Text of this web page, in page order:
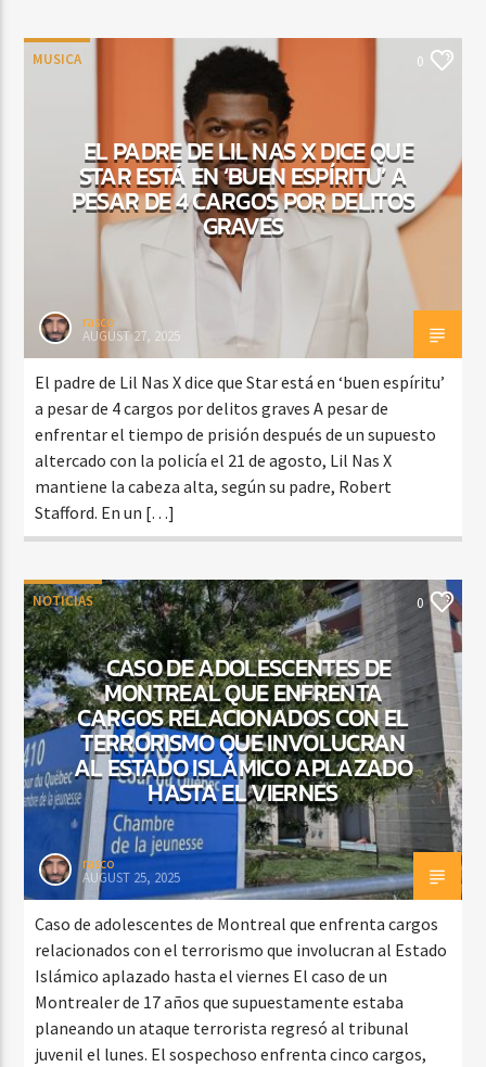
MUSICA 0
EL PADRE DE LIL NAS X DICE QUE
STAR ESTÁ EN ‘BUEN ESPÍRITU’ A
PESAR DE 4 CARGOS POR DELITOS
GRAVES
rasco
AUGUST 27, 2025
El padre de Lil Nas X dice que Star está en ‘buen espíritu’
a pesar de 4 cargos por delitos graves A pesar de
enfrentar el tiempo de prisión después de un supuesto
altercado con la policía el 21 de agosto, Lil Nas X
mantiene la cabeza alta, según su padre, Robert
Stafford. En un […]
NOTICIAS 0
CASO DE ADOLESCENTES DE
MONTREAL QUE ENFRENTA
CARGOS RELACIONADOS CON EL
TERRORISMO QUE INVOLUCRAN
AL ESTADO ISLÁMICO APLAZADO
HASTA EL VIERNES
rasco
AUGUST 25, 2025
Caso de adolescentes de Montreal que enfrenta cargos
relacionados con el terrorismo que involucran al Estado
Islámico aplazado hasta el viernes El caso de un
Montrealer de 17 años que supuestamente estaba
planeando un ataque terrorista regresó al tribunal
juvenil el lunes. El sospechoso enfrenta cinco cargos,